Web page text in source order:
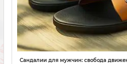
Сандалии для мужчин: свобода